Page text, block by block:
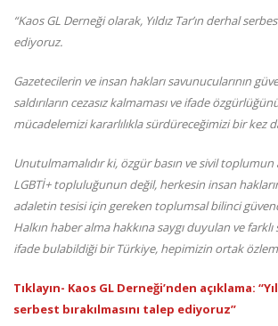
“Kaos GL Derneği olarak, Yıldız Tar’ın derhal
ediyoruz.
Gazetecilerin ve insan hakları savunucularının
saldırıların cezasız kalmaması ve ifade
mücadelemizi kararlılıkla sürdüreceğimizi bir kez
Unutulmamalıdır ki, özgür basın ve sivil toplumun
LGBTİ+ topluluğunun değil, herkesin insan
adaletin tesisi için gereken toplumsal bilinci
Halkın haber alma hakkına saygı duyulan ve
ifade bulabildiği bir Türkiye, hepimizin ortak
Tıklayın- Kaos GL Derneği’nden açıklama:
serbest bırakılmasını talep ediyoruz”